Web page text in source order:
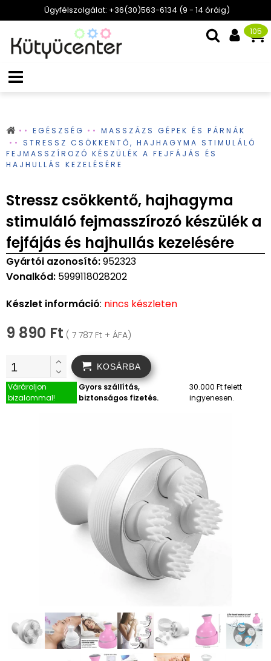
Ügyfélszolgálat: +36(30)563-6134 (9 - 14 óráig)
105
EGÉSZSÉG
MASSZÁZS GÉPEK ÉS PÁRNÁK
STRESSZ CSÖKKENTŐ, HAJHAGYMA STIMULÁLÓ
FEJMASSZÍROZÓ KÉSZÜLÉK A FEJFÁJÁS ÉS
HAJHULLÁS KEZELÉSÉRE
Stressz csökkentő, hajhagyma
stimuláló fejmasszírozó készülék a
fejfájás és hajhullás kezelésére
Gyártói azonosító:952323
Vonalkód: 5999118028202
Készlet információ: nincs készleten
9 890 Ft ( 7 787 Ft + ÁFA)
KOSÁRBA
Várároljon
bizalommal!
Gyors szállítás,
biztonságos fizetés.
30.000 Ft felett
ingyenesen.